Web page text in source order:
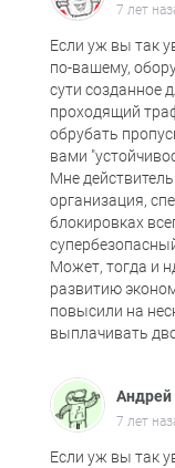
7 лет
Если уж вы так
по-вашему,
сути созданное
проходящий
обрубать
вами
Мне
организация,
блокировках
Может, тогда и
развитию
повысили на
выплачивать
Андрей
7 лет
Если уж вы так